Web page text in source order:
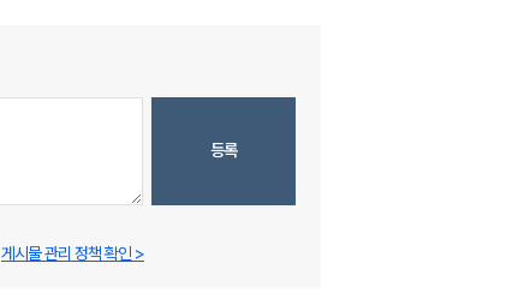
등록
게시물 관리 정책 확인 >